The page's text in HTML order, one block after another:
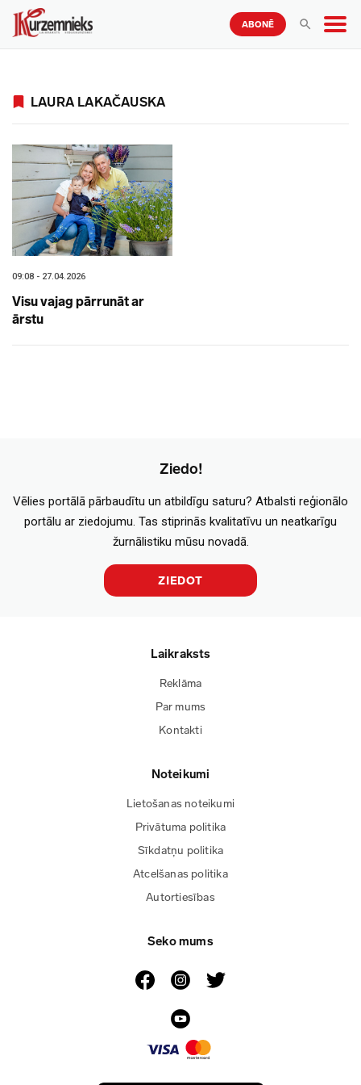
ABONĒ
LAURA LAKAČAUSKA
09:08 - 27.04.2026
Visu vajag pārrunāt ar
ārstu
Ziedo!
Vēlies portālā pārbaudītu un atbildīgu saturu? Atbalsti reģionālo
portālu ar ziedojumu. Tas stiprinās kvalitatīvu un neatkarīgu
žurnālistiku mūsu novadā.
ZIEDOT
Laikraksts
Reklāma
Par mums
Kontakti
Noteikumi
Lietošanas noteikumi
Privātuma politika
Sīkdatņu politika
Atcelšanas politika
Autortiesības
Seko mums